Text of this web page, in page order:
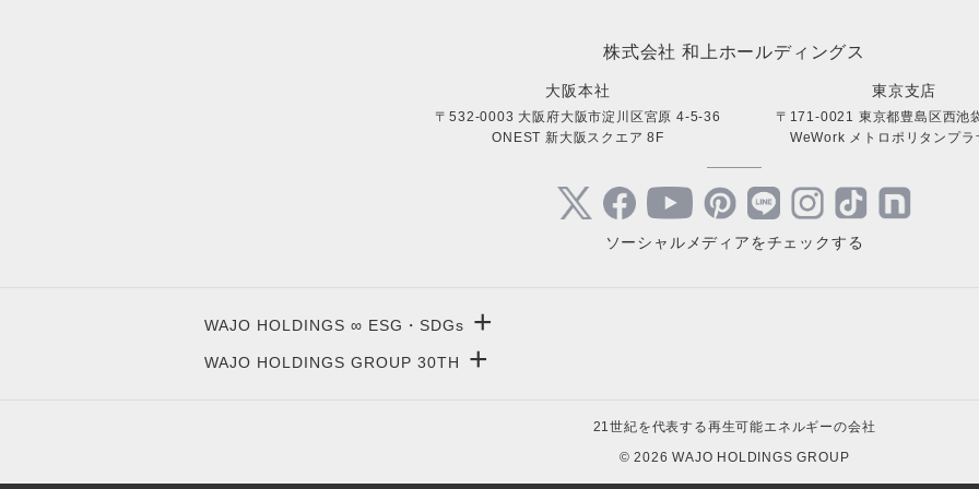
株式会社 和上ホールディングス
大阪本社
〒532-0003 大阪府大阪市淀川区宮原 4-5-36
ONEST 新大阪スクエア 8F
東京支店
〒171-0021 東京都豊島区西池
WeWork メトロポリタンプラ
ソーシャルメディアをチェックする
WAJO HOLDINGS ∞ ESG・SDGs +
新サービスサイト
- オンライン個別相談
- 販売パートナー募集
WAJO HOLDINGS GROUP 30TH +
21世紀を代表する再生可能エネルギーの会社
© 2026 WAJO HOLDINGS GROUP